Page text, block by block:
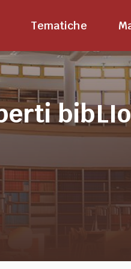
Tematiche